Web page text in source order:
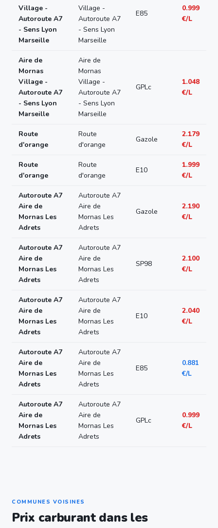
Village -
Autoroute A7
- Sens Lyon
Marseille
Village -
Autoroute A7
- Sens Lyon
Marseille
E85
0.999
€/L
Aire de
Mornas
Village -
Autoroute A7
- Sens Lyon
Marseille
Aire de
Mornas
Village -
Autoroute A7
- Sens Lyon
Marseille
GPLc
1.048
€/L
Route
d'orange
Route
d'orange
Gazole
2.179
€/L
Route
d'orange
Route
d'orange
E10
1.999
€/L
Autoroute A7
Aire de
Mornas Les
Adrets
Autoroute A7
Aire de
Mornas Les
Adrets
Gazole
2.190
€/L
Autoroute A7
Aire de
Mornas Les
Adrets
Autoroute A7
Aire de
Mornas Les
Adrets
SP98
2.100
€/L
Autoroute A7
Aire de
Mornas Les
Adrets
Autoroute A7
Aire de
Mornas Les
Adrets
E10
2.040
€/L
Autoroute A7
Aire de
Mornas Les
Adrets
Autoroute A7
Aire de
Mornas Les
Adrets
E85
0.881
€/L
Autoroute A7
Aire de
Mornas Les
Adrets
Autoroute A7
Aire de
Mornas Les
Adrets
GPLc
0.999
€/L
COMMUNES VOISINES
Prix carburant dans les